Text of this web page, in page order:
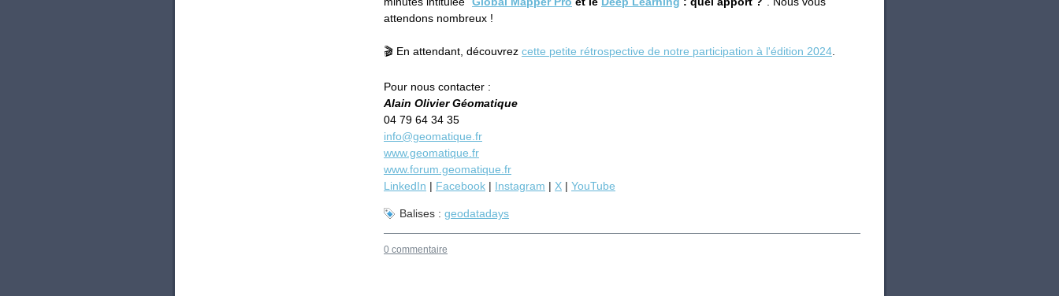
attendons nombreux !
🎬 En attendant, découvrez cette petite rétrospective de notre participation à l'édition 2024.
Pour nous contacter :
Alain Olivier Géomatique
04 79 64 34 35
info@geomatique.fr
www.geomatique.fr
www.forum.geomatique.fr
LinkedIn | Facebook | Instagram | X | YouTube
Balises : geodatadays
0 commentaire